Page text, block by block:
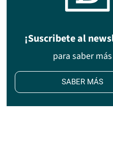
¡Suscribete al
para saber más
SABER MÁS